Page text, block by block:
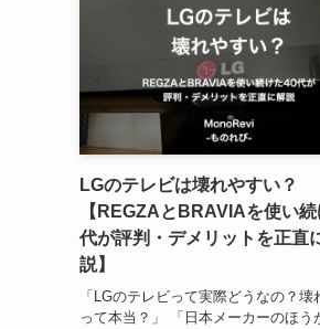
LGのテレビは壊れやすい？
【REGZAとBRAVIAを使い
代が評判・デメリットを正直
説】
「LGのテレビって実際どうなの？壊
って本当？」 「日本メーカーのほう